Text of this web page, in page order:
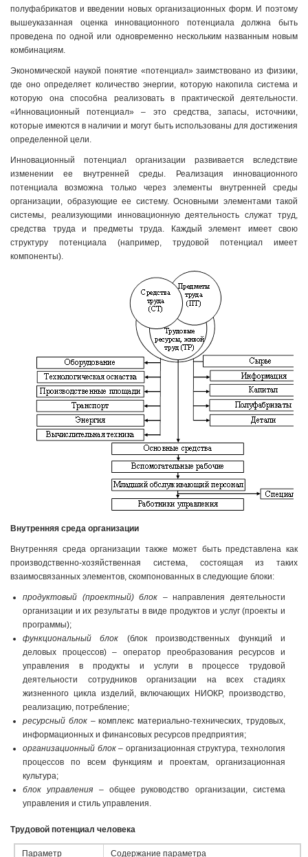
полуфабрикатов и введении новых организационных форм. И поэтому
вышеуказанная оценка инновационного потенциала должна быть
проведена по одной или одновременно нескольким названным новым
комбинациям.
Экономической наукой понятие «потенциал» заимствовано из физики,
где оно определяет количество энергии, которую накопила система и
которую она способна реализовать в практической деятельности.
«Инновационный потенциал» – это средства, запасы, источники,
которые имеются в наличии и могут быть использованы для достижения
определенной цели.
Инновационный потенциал организации развивается вследствие
изменении ее внутренней среды. Реализация инновационного
потенциала возможна только через элементы внутренней среды
организации, образующие ее систему. Основными элементами такой
системы, реализующими инновационную деятельность служат труд,
средства труда и предметы труда. Каждый элемент имеет свою
структуру потенциала (например, трудовой потенциал имеет
компоненты).
Внутренняя среда организации
Внутренняя среда организации также может быть представлена как
производственно-хозяйственная система, состоящая из таких
взаимосвязанных элементов, скомпонованных в следующие блоки:
продуктовый (проектный) блок – направления деятельности
организации и их результаты в виде продуктов и услуг (проекты и
программы);
функциональный блок (блок производственных функций и
деловых процессов) – оператор преобразования ресурсов и
управления в продукты и услуги в процессе трудовой
деятельности сотрудников организации на всех стадиях
жизненного цикла изделий, включающих НИОКР, производство,
реализацию, потребление;
ресурсный блок– комплекс материально-технических, трудовых,
информационных и финансовых ресурсов предприятия;
организационный блок– организационная структура, технология
процессов по всем функциям и проектам, организационная
культура;
блок управления – общее руководство организации, система
управления и стиль управления.
Трудовой потенциал человека
Параметр Содержание параметра